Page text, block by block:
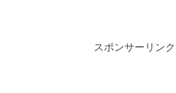
スポンサーリンク